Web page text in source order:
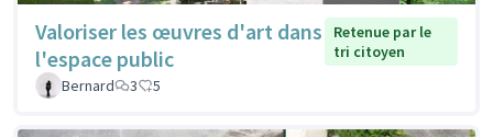
Valoriser les œuvres d'art dans
l'espace public
Retenue par le
tri citoyen
Bernard
3 5